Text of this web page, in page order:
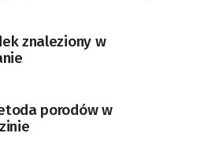
znaleziony w
porodów w